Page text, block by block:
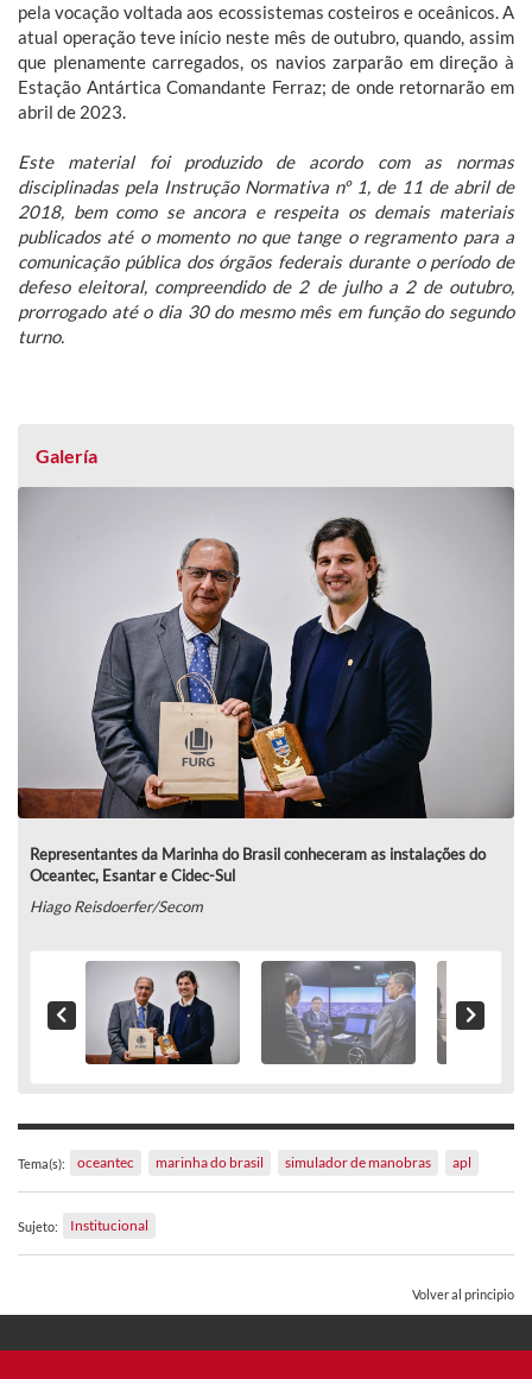
pela vocação voltada aos ecossistemas costeiros e oceânicos. A
atual operação teve início neste mês de outubro, quando, assim
que plenamente carregados, os navios zarparão em direção à
Estação Antártica Comandante Ferraz; de onde retornarão em
abril de 2023.
Este material foi produzido de acordo com as normas
disciplinadas pela Instrução Normativa nº 1, de 11 de abril de
2018, bem como se ancora e respeita os demais materiais
publicados até o momento no que tange o regramento para a
comunicação pública dos órgãos federais durante o período de
defeso eleitoral, compreendido de 2 de julho a 2 de outubro,
prorrogado até o dia 30 do mesmo mês em função do segundo
turno.
Galería
Representantes da Marinha do Brasil conheceram as instalações do
Oceantec, Esantar e Cidec-Sul
Hiago Reisdoerfer/Secom
Tema(s): oceantec marinha do brasil simulador de manobras apl
Sujeto: Institucional
Volver al principio